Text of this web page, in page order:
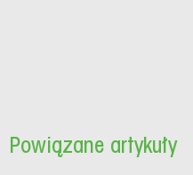
Powiązane artykuły